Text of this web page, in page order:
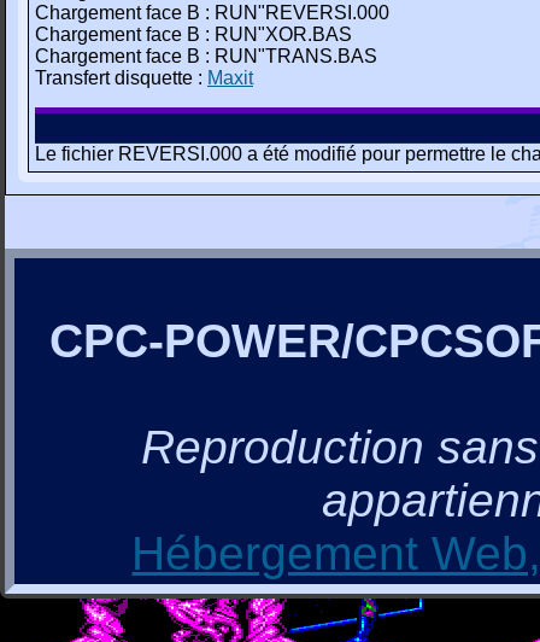
Chargement face B : RUN"REVERSI.000
Chargement face B : RUN"XOR.BAS
Chargement face B : RUN"TRANS.BAS
Transfert disquette : Maxit
Le fichier REVERSI.000 a été modifié pour permettre le
CPC-POWER/
Reproduction
Hébergement